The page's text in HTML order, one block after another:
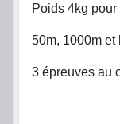
Poids 4kg
50m, 1000m et
3 épreuves au